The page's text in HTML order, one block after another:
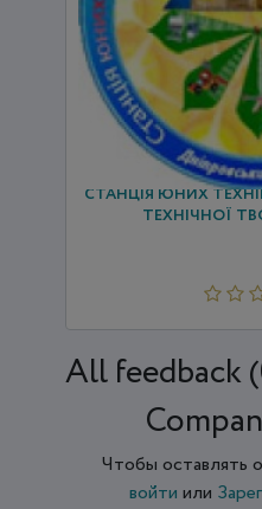
СТАНЦІЯ ЮНИХ
ТЕХНІЧНОЇ
All feedback
Чтобы оставлять
войти или